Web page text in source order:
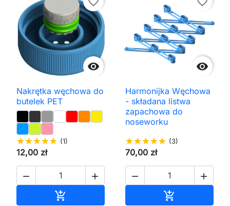

Nakrętka węchowa do
butelek PET
starstarstarstarstar (1)
12,00 zł
 


Harmonijka Węchowa
- składana listwa
zapachowa do
noseworku
starstarstarstarstar (3)
70,00 zł
 
